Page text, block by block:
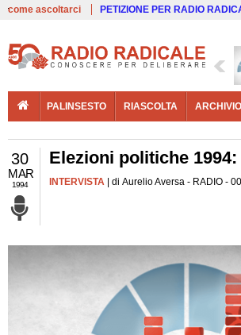
come ascoltarci PETIZIONE PER RADIO
PALINSESTO RIASCOLTA ARCHIVIO
30
MAR
1994
Elezioni politiche
INTERVISTA | di Aurelio Aversa - RADIO -